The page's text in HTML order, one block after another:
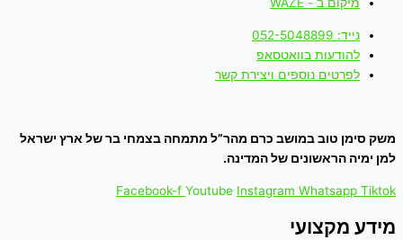
מיקום ב - WAZE
נייד: 052-5048899
להודעות בוואטסאפ
לפרטים נוספים ויצירת קשר
משק סימן טוב במושב כרם מהר”ל מתמחה בצמחי בר של ארץ ישראל
למן ימיה הראשונים של המדינה.
Facebook-f Youtube Instagram Whatsapp Tiktok
מידע מקצועי